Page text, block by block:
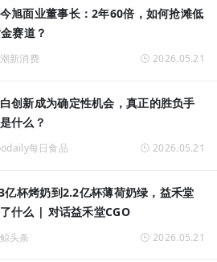
旭面业董事长：2年60倍，如何抢滩低
赛道？
新消费 2026.05.21
创新成为确定性机会，真正的胜负手
什么？
每日食品 2026.05.21
亿杯烤奶到2.2亿杯薄荷奶绿，益禾堂
什么 | 对话益禾堂CGO
头条 2026.05.21